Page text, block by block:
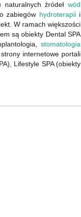
źródeł wód
zabiegów hydroterapiii
W ramach większości
są obiekty Dental SPA
stomatologia
internetowe portali
Lifestyle SPA (obiekty